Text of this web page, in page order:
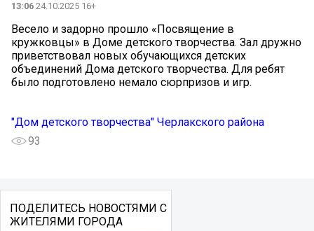
13:06 24.10.2025 16+
Весело и задорно прошло «Посвящение в
кружковцы» в Доме детского творчества. Зал дружно
приветствовал новых обучающихся детских
объединений Дома детского творчества. Для ребят
было подготовлено немало сюрпризов и игр.
"Дом детского творчества" Черлакского района
93
ПОДЕЛИТЕСЬ НОВОСТЯМИ С
ЖИТЕЛЯМИ ГОРОДА